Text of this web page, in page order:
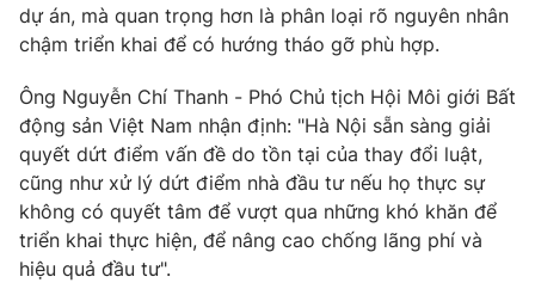
dự án, mà quan trọng hơn là phân loại rõ nguyên nhân
chậm triển khai để có hướng tháo gỡ phù hợp.
Ông Nguyễn Chí Thanh - Phó Chủ tịch Hội Môi giới Bất
động sản Việt Nam nhận định: "Hà Nội sẵn sàng giải
quyết dứt điểm vấn đề do tồn tại của thay đổi luật,
cũng như xử lý dứt điểm nhà đầu tư nếu họ thực sự
không có quyết tâm để vượt qua những khó khăn để
triển khai thực hiện, để nâng cao chống lãng phí và
hiệu quả đầu tư".